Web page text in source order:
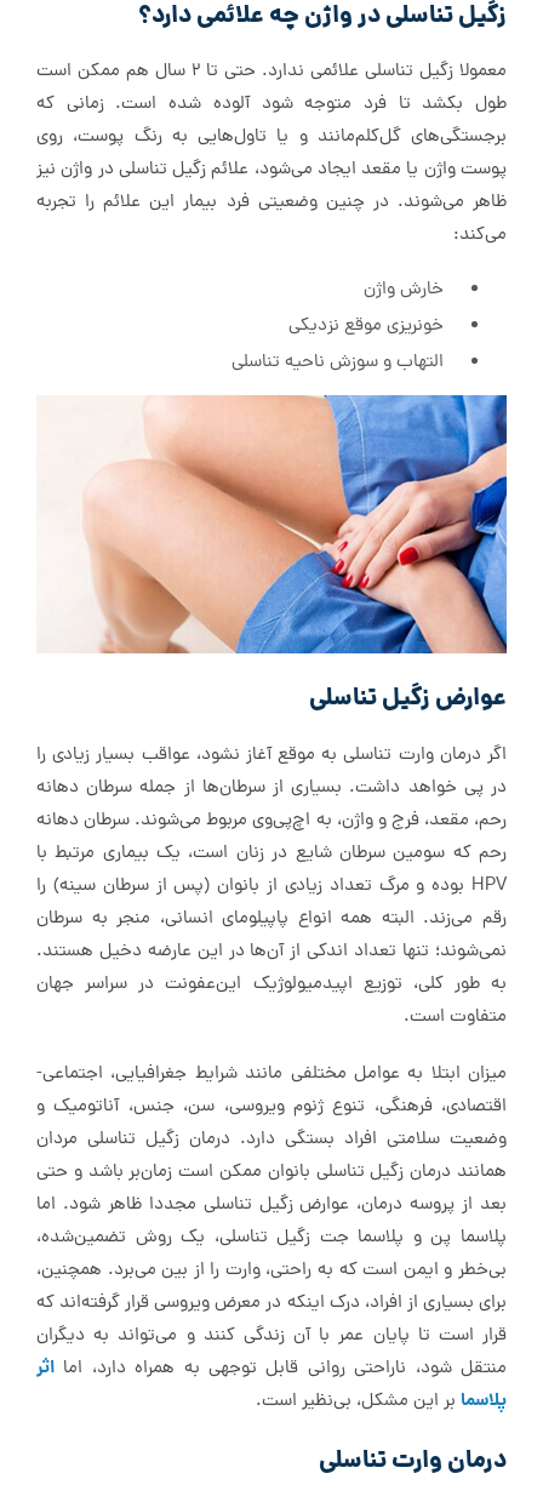
زگیل تناسلی در واژن چه علائمی دارد؟
معمولا زگیل تناسلی علائمی ندارد. حتی تا ۲ سال هم ممکن است
طول بکشد تا فرد متوجه شود آلوده شده است. زمانی که
برجستگی‌های گل‌کلم‌مانند و یا تاول‌هایی به رنگ پوست، روی
پوست واژن یا مقعد ایجاد می‌شود، علائم زگیل تناسلی در واژن نیز
ظاهر می‌شوند. در چنین وضعیتی فرد بیمار این علائم را تجربه
می‌کند:
خارش واژن
خونریزی موقع نزدیکی
التهاب و سوزش ناحیه تناسلی
عوارض زگیل تناسلی
اگر درمان وارت تناسلی به موقع آغاز نشود، عواقب بسیار زیادی را
در پی خواهد داشت. بسیاری از سرطان‌ها از جمله سرطان دهانه‌
رحم، مقعد، فرج و واژن، به اچ‌پی‌وی مربوط می‌شوند. سرطان دهانه‌
رحم که سومین سرطان شایع در زنان است، یک بیماری مرتبط با
HPV بوده و مرگ تعداد زیادی از بانوان (پس از سرطان سینه) را
رقم می‌زند. البته همه انواع پاپیلومای انسانی، منجر به سرطان
نمی‌شوند؛ تنها تعداد اندکی از آن‌ها در این عارضه دخیل هستند.
به طور کلی، توزیع اپیدمیولوژیک این‌عفونت در سراسر جهان
متفاوت است.
میزان ابتلا به عوامل مختلفی مانند شرایط جغرافیایی، اجتماعی-
اقتصادی، فرهنگی، تنوع ژنوم ویروسی، سن، جنس، آناتومیک و
وضعیت سلامتی افراد بستگی دارد. درمان زگیل تناسلی مردان
همانند درمان زگیل تناسلی بانوان ممکن است زمان‌بر باشد و حتی
بعد از پروسه درمان، عوارض زگیل تناسلی مجددا ظاهر شود. اما
پلاسما پن و پلاسما جت زگیل تناسلی، یک روش تضمین‌شده،
بی‌خطر و ایمن است که به راحتی، وارت را از بین می‌برد. همچنین،
برای بسیاری از افراد، درک اینکه در معرض ویروسی قرار گرفته‌اند که
قرار است تا پایان عمر با آن زندگی کنند و می‌تواند به دیگران
منتقل شود، ناراحتی روانی قابل‌ توجهی به همراه دارد، اما اثر
پلاسما بر این مشکل، بی‌نظیر است.
درمان وارت تناسلی